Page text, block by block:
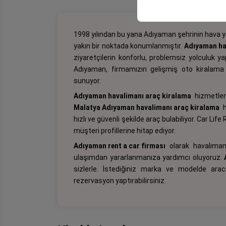
1998 yılından bu yana Adıyaman şehrinin hava
yakın bir noktada konumlanmıştır. Adıyaman
ziyaretçilerin konforlu, problemsiz yolculuk
Adıyaman, firmamızın gelişmiş oto
sunuyor.
Adıyaman havalimanı araç kiralama
Malatya Adıyaman havalimanı araç kiralama
hızlı ve güvenli şekilde araç bulabiliyor. Car
müşteri profillerine hitap ediyor.
Adıyaman rent a car firması olarak
ulaşımdan yararlanmanıza yardımcı oluyoruz.
sizlerle. İstediğiniz marka ve modelde
rezervasyon yaptırabilirsiniz.